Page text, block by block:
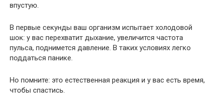
впустую.
В первые секунды ваш организм испытает холодовой
шок: у вас перехватит дыхание, увеличится частота
пульса, поднимется давление. В таких условиях легко
поддаться панике.
Но помните: это естественная реакция и у вас есть время,
чтобы спастись.